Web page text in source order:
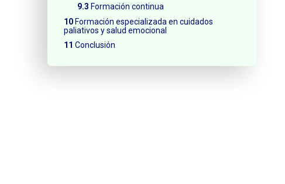
Formación continua
Formación especializada en cuidados
paliativos y salud emocional
Conclusión